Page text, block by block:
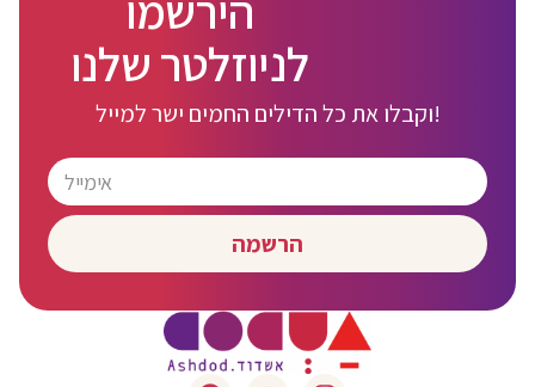
לניוזלטר שלנו
וקבלו את כל הדילים החמים ישר למייל!
הרשמה